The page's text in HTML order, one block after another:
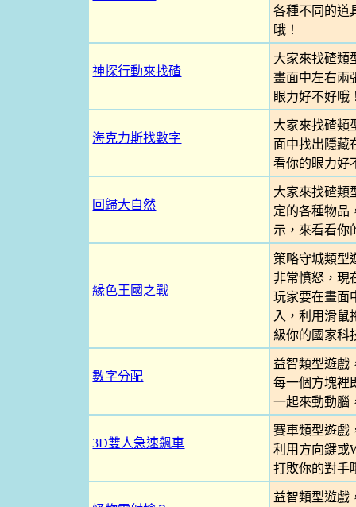
各種不同的道
哦！
神探行動來找碴
大家來找碴類
畫面中左右兩
眼力好不好哦
海克力斯找數字
大家來找碴類
面中找出隱藏
看你的眼力好
回歸大自然
大家來找碴類
定的各種物品
示，來看看你
緣色王國之戰
策略守城類型
非常憤怒，現
玩家要在畫面
入，利用滑鼠
級你的國家科
數字分配
益智類型遊戲
每一個方塊裡
一起來動動腦
3D雙人急速飆車
賽車類型遊戲
利用方向鍵或
打敗你的對手
益智類型遊戲